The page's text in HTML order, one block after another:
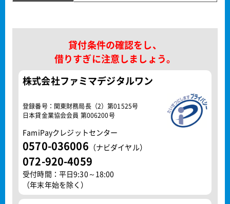
貸付条件の確認をし、
借りすぎに注意しましょう。
株式会社ファミマデジタルワン
登録番号：関東財務局長（2）第01525号
日本貸金業協会会員 第006200号
FamiPayクレジットセンター
0570-036006 （ナビダイヤル）
072-920-4059
受付時間：平日9:30～18:00
（年末年始を除く）